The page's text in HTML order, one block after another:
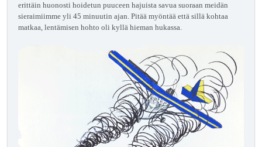
erittäin huonosti hoidetun puuceen hajuista savua suoraan meidän
sieraimiimme yli 45 minuutin ajan. Pitää myöntää että sillä kohtaa
matkaa, lentämisen hohto oli kyllä hieman hukassa.